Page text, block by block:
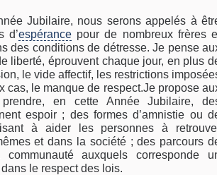
Jubilaire, nous serons appelés à
d’espérancepour de nombreux frères
des conditions de détresse. Je pense
liberté, éprouvent chaque jour, en plus
le vide affectif, les restrictions
cas, le manque de respect.Je propose
prendre, en cette Année Jubilaire,
espoir ; des formes d’amnistie ou
à aider les personnes à
et dans la société ; des parcours
auxquels corresponde
le respect des lois.